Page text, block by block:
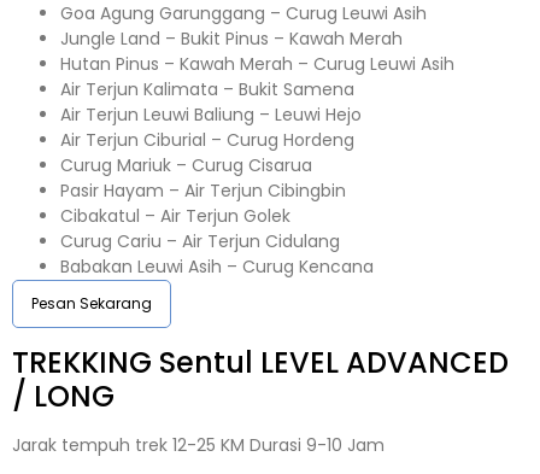
Goa Agung Garunggang – Curug Leuwi Asih
Jungle Land – Bukit Pinus – Kawah Merah
Hutan Pinus – Kawah Merah – Curug Leuwi Asih
Air Terjun Kalimata – Bukit Samena
Air Terjun Leuwi Baliung – Leuwi Hejo
Air Terjun Ciburial – Curug Hordeng
Curug Mariuk – Curug Cisarua
Pasir Hayam – Air Terjun Cibingbin
Cibakatul – Air Terjun Golek
Curug Cariu – Air Terjun Cidulang
Babakan Leuwi Asih – Curug Kencana
Pesan Sekarang
TREKKING Sentul LEVEL ADVANCED
/ LONG
Jarak tempuh trek 12-25 KM Durasi 9-10 Jam